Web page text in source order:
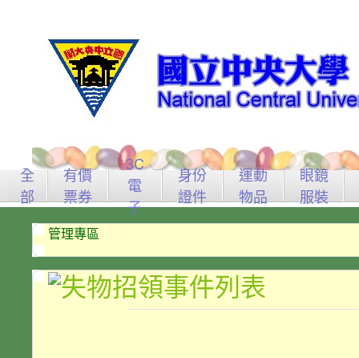
全
部
有價
票券
3C
電
子
身份
證件
運動
物品
眼鏡
服裝
管理專區